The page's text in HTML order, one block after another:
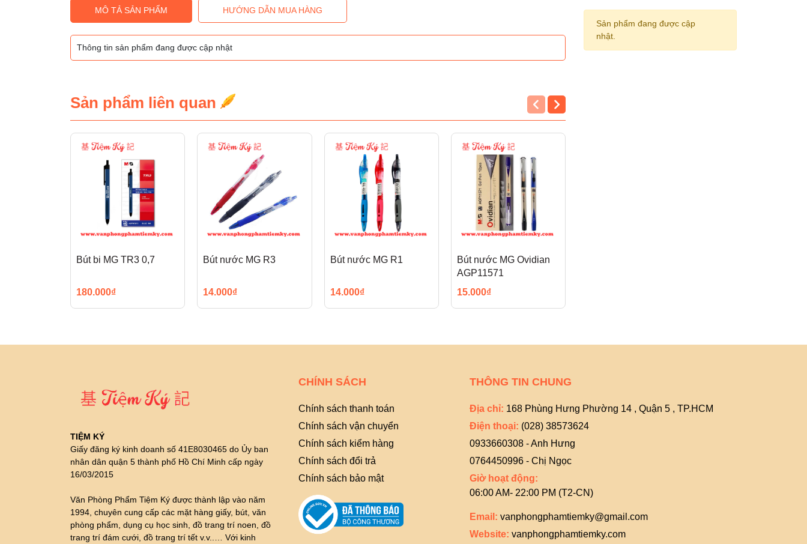
MÔ TẢ SẢN PHẨM HƯỚNG DẪN MUA HÀNG
Thông tin sản phẩm đang được cập nhật
Sản phẩm liên quan
Bút bi MG TR3 0,7
180.000₫
Bút nước MG R3
14.000₫
Bút nước MG R1
14.000₫
Bút nước MG Ovidian
AGP11571
15.000₫
Sản phẩm đang được cập
nhật.
TIỆM KÝ
Giấy đăng ký kinh doanh số 41E8030465 do Ủy ban
nhân dân quận 5 thành phố Hồ Chí Minh cấp ngày
16/03/2015
Văn Phòng Phẩm Tiệm Ký được thành lập vào năm
1994, chuyên cung cấp các mặt hàng giấy, bút, văn
phòng phẩm, dụng cụ học sinh, đồ trang trí noen, đồ
trang trí đám cưới, đồ trang trí tết v.v..… Với kinh
CHÍNH SÁCH
Chính sách thanh toán
Chính sách vận chuyển
Chính sách kiểm hàng
Chính sách đổi trả
Chính sách bảo mật
THÔNG TIN CHUNG
Địa chỉ: 168 Phùng Hưng Phường 14 , Quận 5 , TP.HCM
Điện thoại: (028) 38573624
0933660308 - Anh Hưng
0764450996 - Chị Ngọc
Giờ hoạt động:
06:00 AM- 22:00 PM (T2-CN)
Email: vanphongphamtiemky@gmail.com
Website: vanphongphamtiemky.com